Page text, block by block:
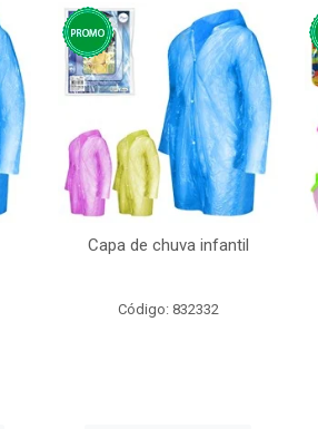
Capa de chuva infantil
Código: 832332